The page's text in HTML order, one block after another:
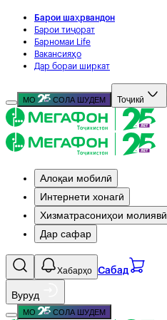
Барои шаҳрвандон
Барои тиҷорат
Барномаи Life
Вакансияҳо
Дар бораи ширкат
МО СОЛА ШУДЕМ Тоҷикӣ
Алоқаи мобилӣ
Интернети хонагӣ
Хизматрасониҳои молиявӣ
Дар сафар
Хабарҳо Сабад
Вуруд
МО СОЛА ШУДЕМ